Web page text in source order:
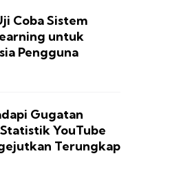
Coba Sistem
untuk
Pengguna
Gugatan
YouTube
Terungkap